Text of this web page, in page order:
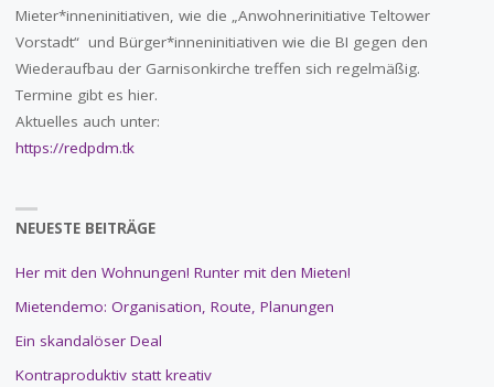
Mieter*inneninitiativen, wie die „Anwohnerinitiative Teltower
Vorstadt“ und Bürger*inneninitiativen wie die BI gegen den
Wiederaufbau der Garnisonkirche treffen sich regelmäßig.
Termine gibt es hier.
Aktuelles auch unter:
https://redpdm.tk
NEUESTE BEITRÄGE
Her mit den Wohnungen! Runter mit den Mieten!
Mietendemo: Organisation, Route, Planungen
Ein skandalöser Deal
Kontraproduktiv statt kreativ